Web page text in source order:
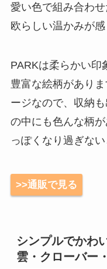
愛い色で組み合わ
欧らしい温かみが感
PARKは柔らかい印
豊富な絵柄があり
ージなので、収納
の中にも色んな柄
っぽくなり過ぎな
>>通販で見る
シンプルでかわ
雲・クローバー